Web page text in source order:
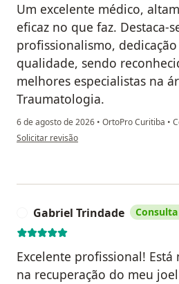
Um excelente médico,
eficaz no que faz. Destaca-
profissionalismo,
qualidade, sendo
melhores especialistas na
Traumatologia.
6 de agosto de 2026 • OrtoPro Curitiba •
na opinião do utilizador Adrieli S
Solicitar revisão
Gabriel Trindade
Excelente profissional!
na recuperação do meu